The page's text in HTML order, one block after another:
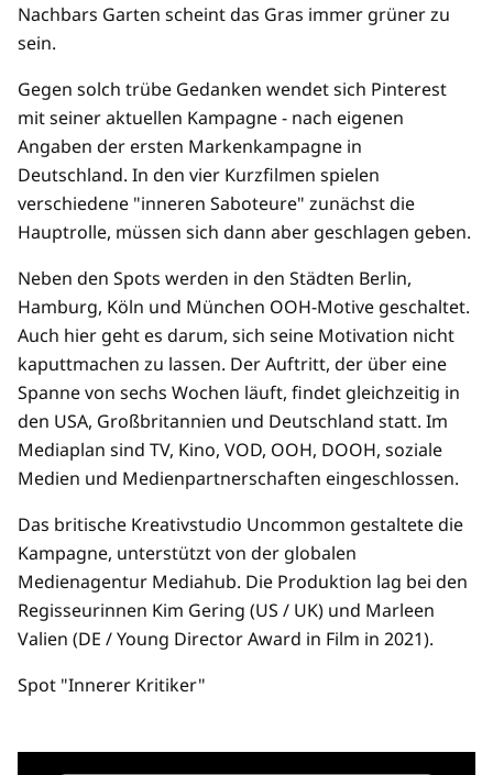
Nachbars Garten scheint das Gras immer grüner zu
sein.
Gegen solch trübe Gedanken wendet sich Pinterest
mit seiner aktuellen Kampagne - nach eigenen
Angaben der ersten Markenkampagne in
Deutschland. In den vier Kurzfilmen spielen
verschiedene "inneren Saboteure" zunächst die
Hauptrolle, müssen sich dann aber geschlagen geben.
Neben den Spots werden in den Städten Berlin,
Hamburg, Köln und München OOH-Motive geschaltet.
Auch hier geht es darum, sich seine Motivation nicht
kaputtmachen zu lassen. Der Auftritt, der über eine
Spanne von sechs Wochen läuft, findet gleichzeitig in
den USA, Großbritannien und Deutschland statt. Im
Mediaplan sind TV, Kino, VOD, OOH, DOOH, soziale
Medien und Medienpartnerschaften eingeschlossen.
Das britische Kreativstudio Uncommon gestaltete die
Kampagne, unterstützt von der globalen
Medienagentur Mediahub. Die Produktion lag bei den
Regisseurinnen Kim Gering (US / UK) und Marleen
Valien (DE / Young Director Award in Film in 2021).
Spot "Innerer Kritiker"